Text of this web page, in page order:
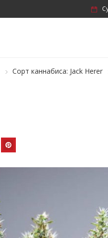
Сорт каннабиса: Jack Herer